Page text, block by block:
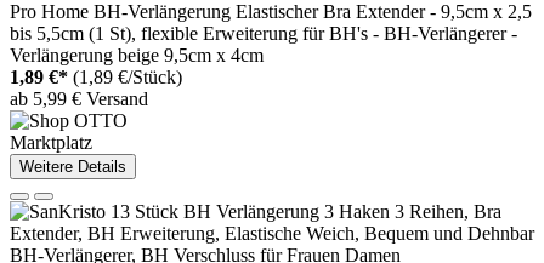
Pro Home BH-Verlängerung Elastischer Bra Extender - 9,5cm x 2,5
bis 5,5cm (1 St), flexible Erweiterung für BH's - BH-Verlängerer -
Verlängerung beige 9,5cm x 4cm
1,89 €* (1,89 €/Stück)
ab 5,99 € Versand
Marktplatz
Weitere Details